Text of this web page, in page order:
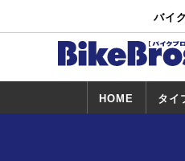
バイ
HOME タイ